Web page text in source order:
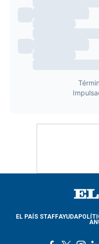
EL PAÍS STAFFAYUDA